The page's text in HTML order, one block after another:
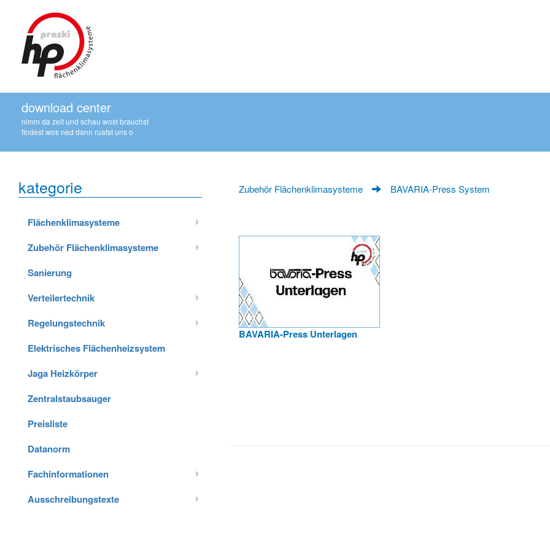
download center
nimm da zeit und schau wost brauchst
findest wos ned dann ruafst uns o
kategorie
Flächenklimasysteme
Zubehör Flächenklimasysteme
Sanierung
Verteilertechnik
Regelungstechnik
Elektrisches Flächenheizsystem
Jaga Heizkörper
Zentralstaubsauger
Preisliste
Datanorm
Fachinformationen
Ausschreibungstexte
Zubehör Flächenklimasysteme BAVARIA-Press System
BAVARIA-Press Unterlagen